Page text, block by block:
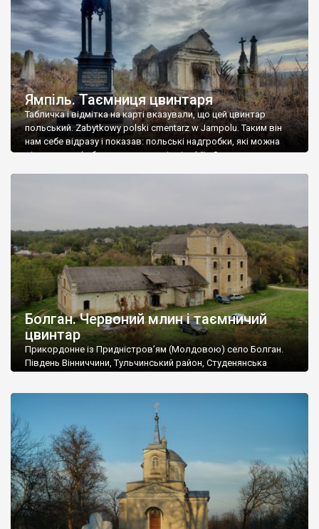
Ямпіль. Таємниця цвинтаря
Табличка і відмітка на карті вказували, що цей цвинтар
польський. Zabytkowy polski cmentarz w Jampolu. Таким він
нам себе відразу і показав: польські надгробки, які можна
віднести до фабричних, польські епітафії… Загалом цвинтар
Болган. Червоний млин і таємничий
цвинтар
Прикордонне із Придністров’ям (Молдовою) село Болган.
Південь Вінниччини, Тульчинський район, Студенянська
старовинний цвинтар із кам’яними хрестами. Всі епітафії, які
збереглися, написані кирилицею, церковнослов’янською
мовою. За всіма традиційними ознаками – цвинтар
український. Хрести датуються 19 століттям. У 1924-1940
роках Болган […]